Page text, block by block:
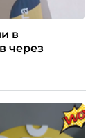
в
через